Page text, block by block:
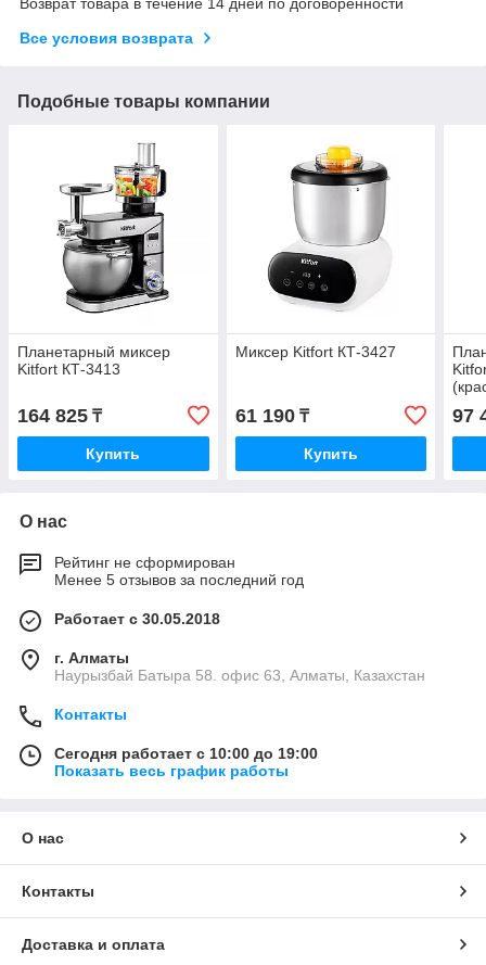
Все условия возврата
Подобные товары компании
Планетарный миксер
Kitfort КТ-3413
164 825 ₸
Купить
Миксер Kitfort КТ-3427
61 190₸
Купить
97
О нас
Рейтинг не сформирован
Менее 5 отзывов за последний год
Работает с 30.05.2018
г. Алматы
Наурызбай Батыра 58. офис 63, Алматы, Казахстан
Контакты
Сегодня работает с 10:00 до 19:00
Показать весь график работы
О нас
Контакты
Доставка и оплата